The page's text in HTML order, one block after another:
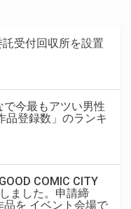
受付回収所を設置
で今最もアツい男性
品登録数」のランキ
COMIC CITY
ました。申請締
を イベント会場で